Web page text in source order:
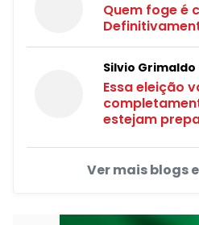
Quem foge é
Silvio Grimaldo
Essa eleição
estejam
Ver mais blogs